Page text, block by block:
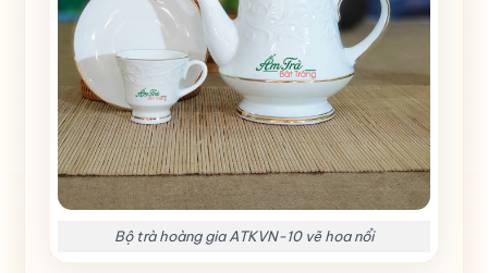
Bộ trà hoàng gia ATKVN-10 vẽ hoa nổi